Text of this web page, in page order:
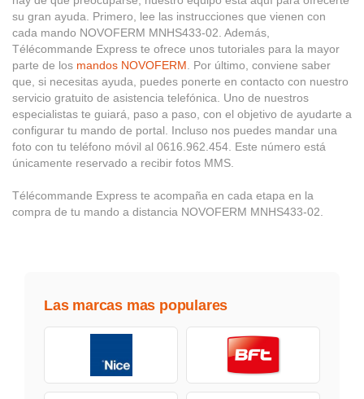
su gran ayuda. Primero, lee las instrucciones que vienen con
cada mando NOVOFERM MNHS433-02. Además,
Télécommande Express te ofrece unos tutoriales para la mayor
parte de los mandos NOVOFERM. Por último, conviene saber
que, si necesitas ayuda, puedes ponerte en contacto con nuestro
servicio gratuito de asistencia telefónica. Uno de nuestros
especialistas te guiará, paso a paso, con el objetivo de ayudarte a
configurar tu mando de portal. Incluso nos puedes mandar una
foto con tu teléfono móvil al 0616.962.454. Este número está
únicamente reservado a recibir fotos MMS.
Télécommande Express te acompaña en cada etapa en la
compra de tu mando a distancia NOVOFERM MNHS433-02.
Las marcas mas populares